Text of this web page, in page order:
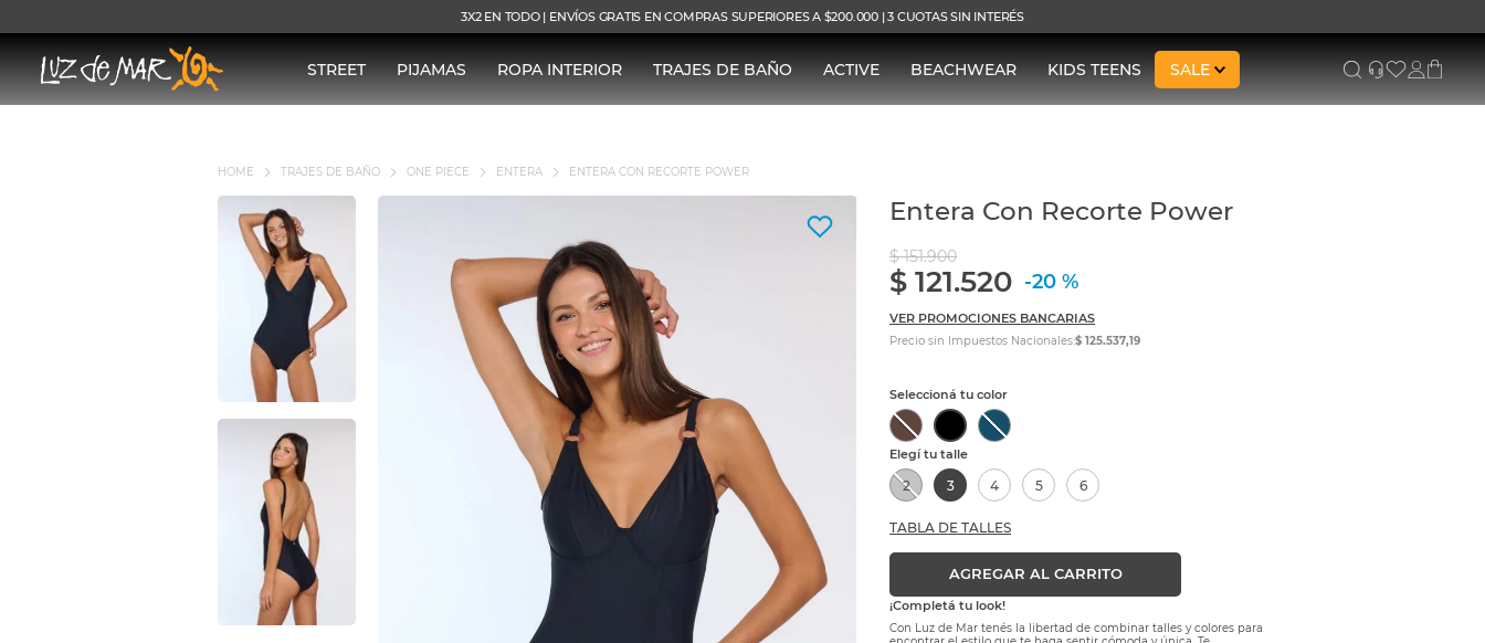
3X2 EN TODO | ENVÍOS GRATIS EN COMPRAS SUPERIORES A $200.000 | 3 CUOTAS SIN INTERÉS
STREET PIJAMAS ROPA INTERIOR TRAJES DE BAÑO ACTIVE BEACHWEAR KIDS TEENS SALE
TRAJES DE BAÑO ONE PIECE ENTERA ENTERA CON RECORTE POWER
Entera Con Recorte Power
$ 151.900
$ 121.520 -20 %
VER PROMOCIONES BANCARIAS
Precio sin Impuestos Nacionales:$ 125.537,19
2 3 4 5 6
TABLA DE TALLES
AGREGAR AL CARRITO
¡Completá tu look!
Con Luz de Mar tenés la libertad de combinar talles y colores para